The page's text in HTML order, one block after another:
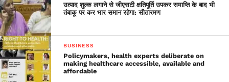
उत्पाद शुल्क लगाने से जीएसटी क्षतिपूर्ति उपकर समाप्ति के बाद भी
तंबाकू पर कर भार समान रहेगा: सीतारमण
BUSINESS
Policymakers, health experts deliberate on
making healthcare accessible, available and
affordable